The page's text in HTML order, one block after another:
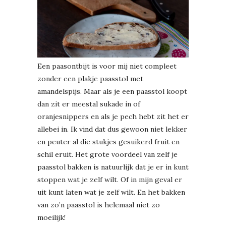
Een paasontbijt is voor mij niet compleet
zonder een plakje paasstol met
amandelspijs. Maar als je een paasstol koopt
dan zit er meestal sukade in of
oranjesnippers en als je pech hebt zit het er
allebei in. Ik vind dat dus gewoon niet lekker
en peuter al die stukjes gesuikerd fruit en
schil eruit. Het grote voordeel van zelf je
paasstol bakken is natuurlijk dat je er in kunt
stoppen wat je zelf wilt. Of in mijn geval er
uit kunt laten wat je zelf wilt. En het bakken
van zo’n paasstol is helemaal niet zo
moeilijk!